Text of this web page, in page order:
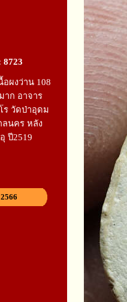
8723
ผงว่าน 108
าก อาจาร
ร วัดป่าอุดม
ลนคร หลัง
ปี2519